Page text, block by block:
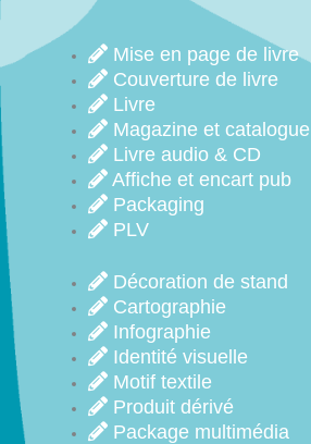
Mise en page de livre
Couverture de livre
Livre
Magazine et catalogue
Livre audio & CD
Affiche et encart pub
Packaging
PLV
Décoration de stand
Cartographie
Infographie
Identité visuelle
Motif textile
Produit dérivé
Package multimédia